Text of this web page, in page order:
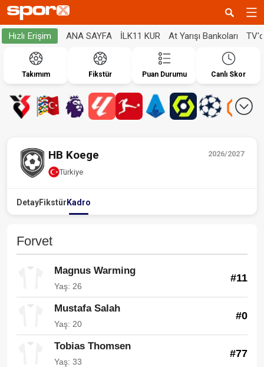
Hızlı Erişim ANA SAYFA İLK11 KUR At Yarışı Bankoları
Takımım Fikstür Puan Durumu Canlı Skor
2026/2027
HB Koege
Türkiye
DetayFikstür Kadro
Forvet
Magnus Warming
Yaş: 26
#11
Mustafa Salah
Yaş: 20
#0
Tobias Thomsen
Yaş: 33
#77